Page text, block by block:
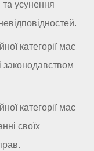
та усунення
категорії має
законодавством
категорії має
своїх